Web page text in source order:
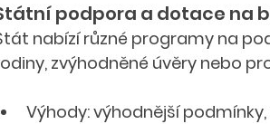
podpora a dotace na
nabízí různé programy na
zvýhodněné úvěry nebo
Výhody: výhodnější